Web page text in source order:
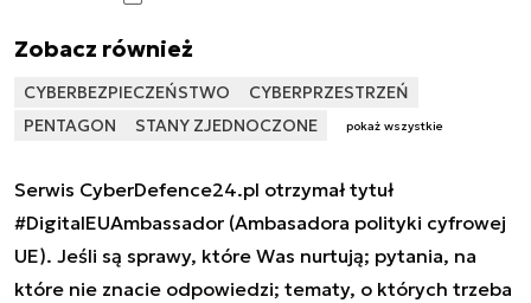
Zobacz również
CYBERBEZPIECZEŃSTWO
CYBERPRZESTRZEŃ
PENTAGON
STANY ZJEDNOCZONE pokaż wszystkie
Serwis CyberDefence24.pl otrzymał tytuł
#DigitalEUAmbassador (Ambasadora polityki cyfrowej
UE). Jeśli są sprawy, które Was nurtują; pytania, na
które nie znacie odpowiedzi; tematy, o których trzeba